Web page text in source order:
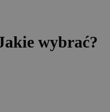
wybrać?